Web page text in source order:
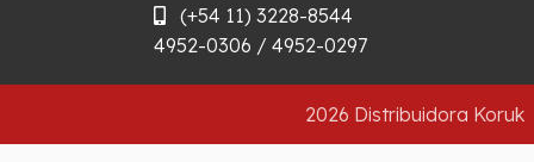
(+54 11) 3228-8544
4952-0306 / 4952-0297
2026 Distribuidora Koruk